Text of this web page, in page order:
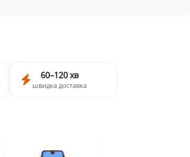
60–120 хв
швидка доставка